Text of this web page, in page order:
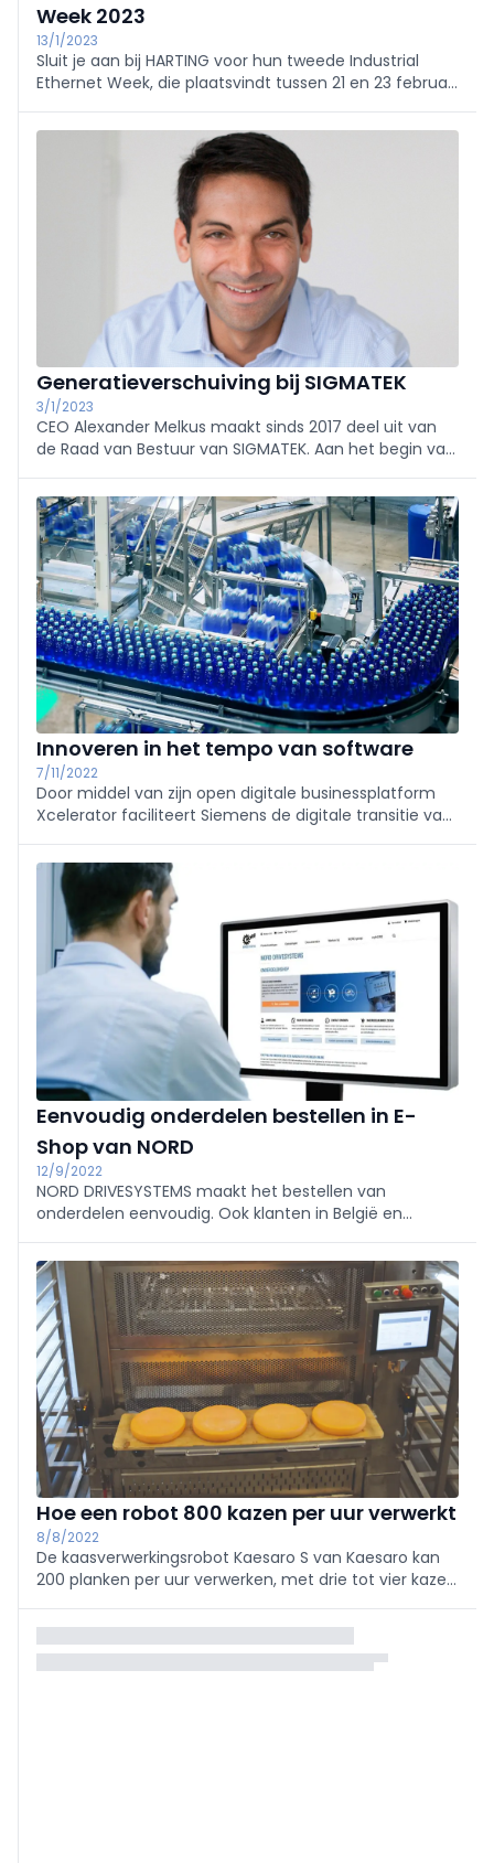
Week 2023
13/1/2023
Sluit je aan bij HARTING voor hun tweede Industrial
Ethernet Week, die plaatsvindt tussen 21 en 23 februari
verschillende wereldmerken ontdek je oplossingen
voor industriële transformatie.
Generatieverschuiving bij SIGMATEK
3/1/2023
CEO Alexander Melkus maakt sinds 2017 deel uit van
de Raad van Bestuur van SIGMATEK. Aan het begin van
directeuren naar twee, als deel van een
generatiewissel.
Innoveren in het tempo van software
7/11/2022
Door middel van zijn open digitale businessplatform
Xcelerator faciliteert Siemens de digitale transitie van
Eenvoudig onderdelen bestellen in E-
Shop van NORD
12/9/2022
NORD DRIVESYSTEMS maakt het bestellen van
onderdelen eenvoudig. Ook klanten in België en
en volgen op shop.nord.com/BE-nl/home.
Hoe een robot 800 kazen per uur verwerkt
8/8/2022
De kaasverwerkingsrobot Kaesaro S van Kaesaro kan
200 planken per uur verwerken, met drie tot vier kazen
bij een van de grootste zuivelverwerkers in Zwitserland,
is te danken aan de complete
automatiseringsoplossing van SIGMATEK.